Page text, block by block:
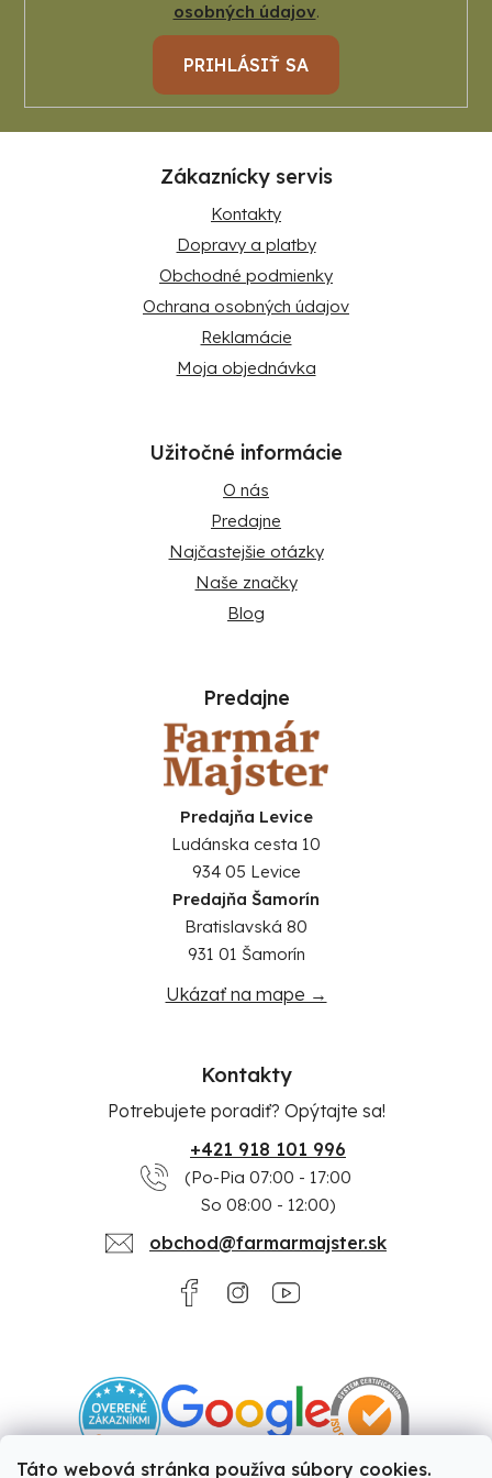
Táto webová stránka používa súbory cookies.
osobných údajov.
PRIHLÁSIŤ SA
Zákaznícky servis
Kontakty
Dopravy a platby
Obchodné podmienky
Ochrana osobných údajov
Reklamácie
Moja objednávka
Užitočné informácie
O nás
Predajne
Najčastejšie otázky
Naše značky
Blog
Predajne
Predajňa Levice
Ludánska cesta 10
934 05 Levice
Predajňa Šamorín
Bratislavská 80
931 01 Šamorín
Ukázať na mape →
Kontakty
Potrebujete poradiť? Opýtajte sa!
+421 918 101 996
(Po-Pia 07:00 - 17:00
So 08:00 - 12:00)
obchod@farmarmajster.sk